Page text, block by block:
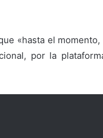
«hasta el
por la